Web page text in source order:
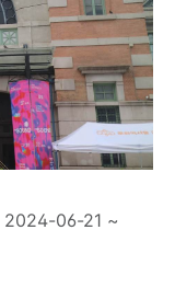
2024-06-21 ~